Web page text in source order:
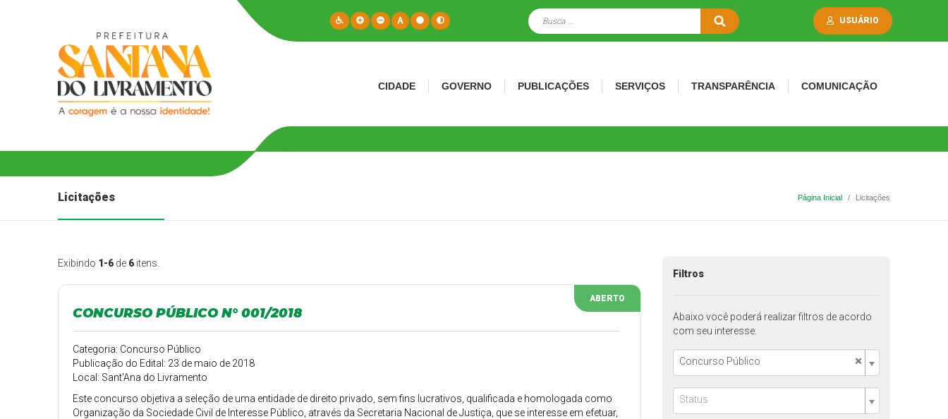
USUÁRIO
CIDADE GOVERNO PUBLICAÇÕES SERVIÇOS TRANSPARÊNCIA COMUNICAÇÃO
Licitações Página Inicial Licitações
Exibindo 1-6 de 6 itens.
ABERTO
CONCURSO PÚBLICO N° 001/2018
Categoria: Concurso Público
Publicação do Edital: 23 de maio de 2018
Local: Sant'Ana do Livramento
Este concurso objetiva a seleção de uma entidade de direito privado, sem fins lucrativos, qualificada e homologada como
Organização da Sociedade Civil de Interesse Público, através da Secretaria Nacional de Justiça, que se interesse em efetuar,
Filtros
Abaixo você poderá realizar filtros de acordo
com seu interesse.
×
Concurso Público
Status